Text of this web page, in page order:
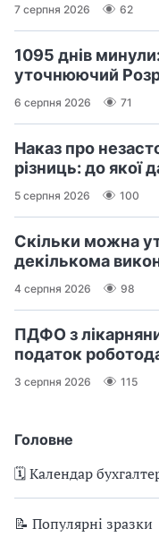
Головне
🗓️ Календар
📝 Популярні зразки
7 серпня 2026 62
1095 днів
уточнюючий
6 серпня 2026 71
Наказ про
різниць: до якої
5 серпня 2026 100
Скільки можна
декількома
4 серпня 2026 98
ПДФО з
податок
3 серпня 2026 115